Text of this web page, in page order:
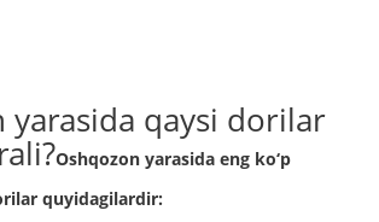
yarasida qaysi dorilar
Oshqozon yarasida eng ko‘p
quyidagilardir: